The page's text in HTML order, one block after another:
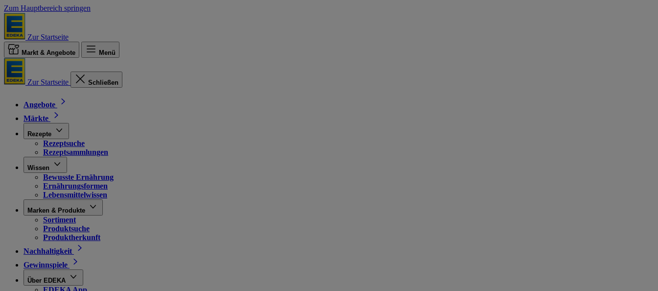
Zum Hauptbereich springen
Zur Startseite
Markt & Angebote Menü
Zur Startseite Schließen
Angebote
Märkte
Rezepte
Rezeptsuche
Rezeptsammlungen
Wissen
Bewusste Ernährung
Ernährungsformen
Lebensmittelwissen
Marken & Produkte
Sortiment
Produktsuche
Produktherkunft
Nachhaltigkeit
Gewinnspiele
Über EDEKA